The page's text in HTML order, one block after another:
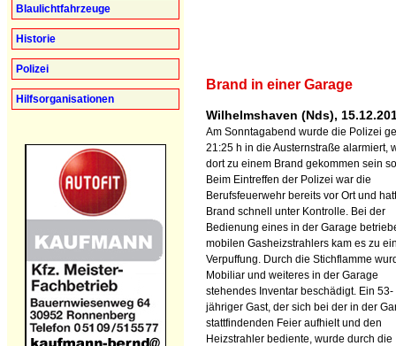
Blaulichtfahrzeuge
Historie
Polizei
Hilfsorganisationen
Brand in einer Garage
Wilhelmshaven (Nds),
Am Sonntagabend wurde die Polizei
21:25 h in die Austernstraße alarmiert,
dort zu einem Brand gekommen sein
Beim Eintreffen der Polizei war die
Berufsfeuerwehr bereits vor Ort und
Brand schnell unter Kontrolle. Bei der
Bedienung eines in der Garage
mobilen Gasheizstrahlers kam es zu
Verpuffung. Durch die Stichflamme
Mobiliar und weiteres in der Garage
stehendes Inventar beschädigt. Ein 53-
jähriger Gast, der sich bei der in der
stattfindenden Feier aufhielt und den
Heizstrahler bediente, wurde durch die